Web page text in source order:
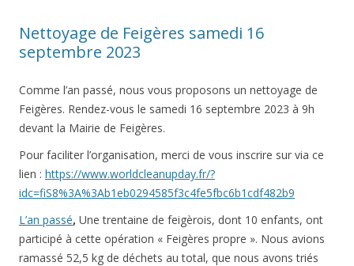
Nettoyage de Feigères samedi 16
septembre 2023
Comme l’an passé, nous vous proposons un nettoyage de
Feigères. Rendez-vous le samedi 16 septembre 2023 à 9h
devant la Mairie de Feigères.
Pour faciliter l’organisation, merci de vous inscrire sur via ce
lien : https://www.worldcleanupday.fr/?
idc=fiS8%3A%3Ab1eb0294585f3c4fe5fbc6b1cdf482b9
L’an passé, Une trentaine de feigèrois, dont 10 enfants, ont
participé à cette opération « Feigères propre ». Nous avions
ramassé 52,5 kg de déchets au total, que nous avons triés